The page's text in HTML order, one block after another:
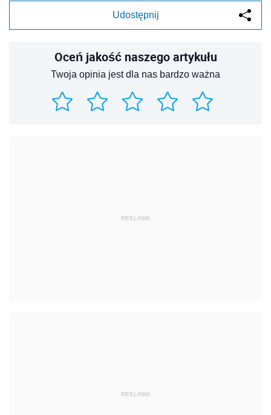
Udostępnij
Oceń jakość naszego artykułu
Twoja opinia jest dla nas bardzo ważna
REKLAMA
REKLAMA